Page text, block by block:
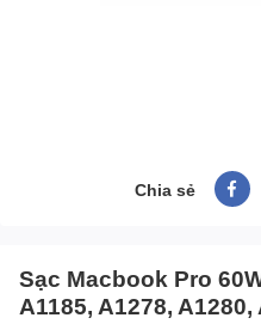
Chia sẻ
Sạc Macbook Pro
A1185, A1278,